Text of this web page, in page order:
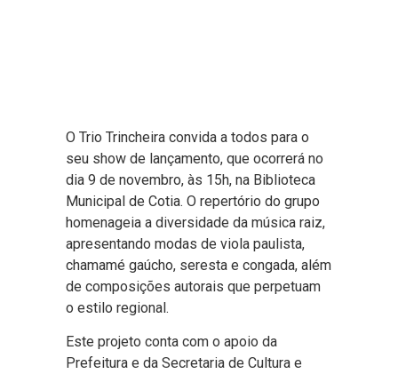
O Trio Trincheira convida a todos para o
seu show de lançamento, que ocorrerá no
dia 9 de novembro, às 15h, na Biblioteca
Municipal de Cotia. O repertório do grupo
homenageia a diversidade da música raiz,
apresentando modas de viola paulista,
chamamé gaúcho, seresta e congada, além
de composições autorais que perpetuam
o estilo regional.
Este projeto conta com o apoio da
Prefeitura e da Secretaria de Cultura e